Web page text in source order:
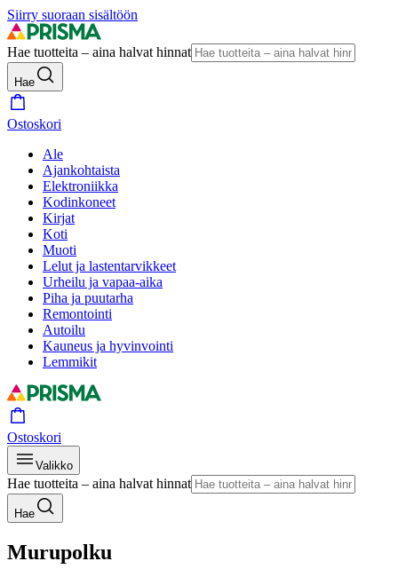
Siirry suoraan sisältöön
Hae tuotteita – aina halvat hinnat
Hae
Ostoskori
Ale
Ajankohtaista
Elektroniikka
Kodinkoneet
Kirjat
Koti
Muoti
Lelut ja lastentarvikkeet
Urheilu ja vapaa-aika
Piha ja puutarha
Remontointi
Autoilu
Kauneus ja hyvinvointi
Lemmikit
Ostoskori
Valikko
Hae tuotteita – aina halvat hinnat
Hae
Murupolku